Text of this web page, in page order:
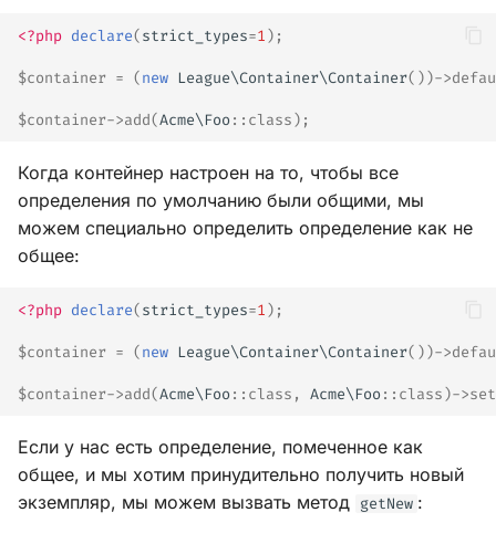
<?php declare(strict_types=1);
$container = (new League\Container\Container())->
$container->add(Acme\Foo:: class);
Когда контейнер настроен на то, чтобы все
определения по умолчанию были общими, мы
можем специально определить определение как не
общее:
<?php declare(strict_types=1);
$container = (new League\Container\Container())->
$container->add(Acme\Foo:: class , Acme\Foo:: class)->
Если у нас есть определение, помеченное как
общее, и мы хотим принудительно получить новый
экземпляр, мы можем вызвать метод getNew :